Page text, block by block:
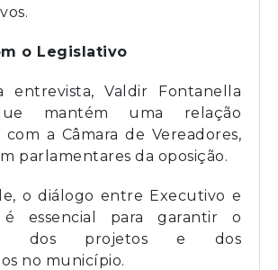
o Legislativo
entrevista, Valdir Fontanella
mantém uma relação
com a Câmara de Vereadores,
parlamentares da oposição.
o diálogo entre Executivo e
é essencial para garantir o
dos projetos e dos
no município.